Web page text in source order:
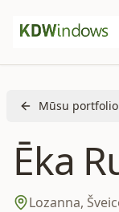
Mūsu portfolio
Ēka
Lozanna,